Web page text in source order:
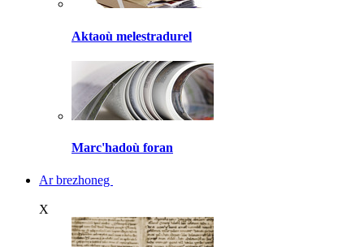
Aktaoù melestradurel
Marc'hadoù foran
Ar brezhoneg
X